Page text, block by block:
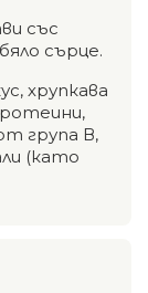
със
сърце.
хрупкава
група В,
(като